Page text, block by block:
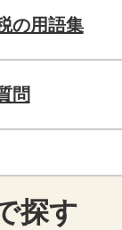
の用語集
問
探す